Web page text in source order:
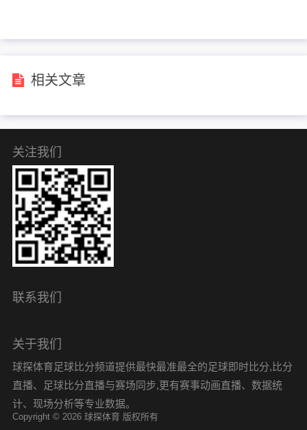
相关文章
关注我们
联系我们
关于我们
球探体育足球比分频道提供最快最准最全的足球即时比分,比分
直播、足球比分直播与赛场同步,更有赛事动画直播、数据统
计、现场分析等专业数据。
Copyright © 2026 球探体育 版权所有